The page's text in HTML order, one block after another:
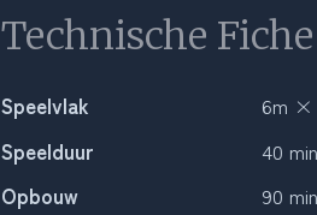
Technische Fiche
Speelvlak
6m ×
Speelduur
40
Opbouw
90 min